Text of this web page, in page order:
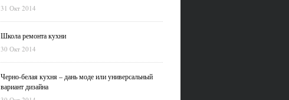
31 Окт 2014
Школа ремонта кухни
30 Окт 2014
Черно-белая кухня – дань моде или универсальный
вариант дизайна